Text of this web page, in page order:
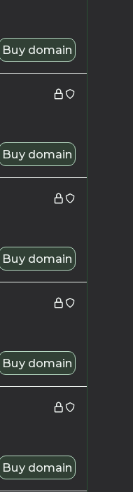
Buy domain
Buy domain
Buy domain
Buy domain
Buy domain